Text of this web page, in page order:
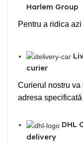
Harlem Group
Pentru a ridica azi
curier
Curierul nostru va
adresa specificată
DHL
delivery